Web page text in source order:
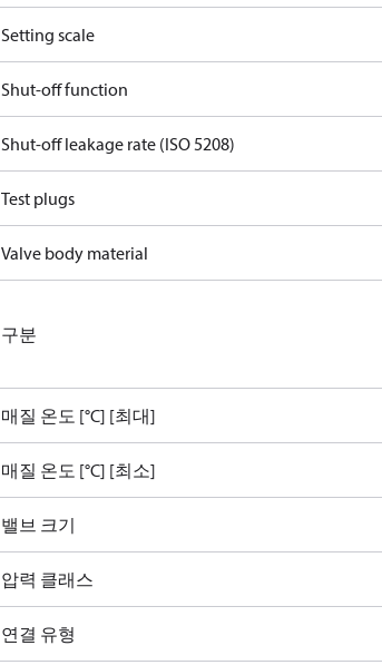
Setting scale
Shut-off function
Shut-off leakage rate (ISO 5208)
Test plugs
Valve body material
구분
매질 온도 [°C] [최대]
매질 온도 [°C] [최소]
밸브 크기
압력 클래스
연결 유형